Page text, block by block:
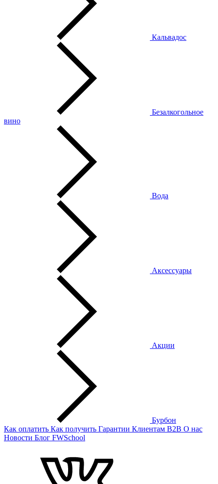
Кальвадос
Безалкогольное
вино
Вода
Аксессуары
Акции
Бурбон
Как оплатить Как получить Гарантии Клиентам B2B О нас
Новости Блог FWSchool